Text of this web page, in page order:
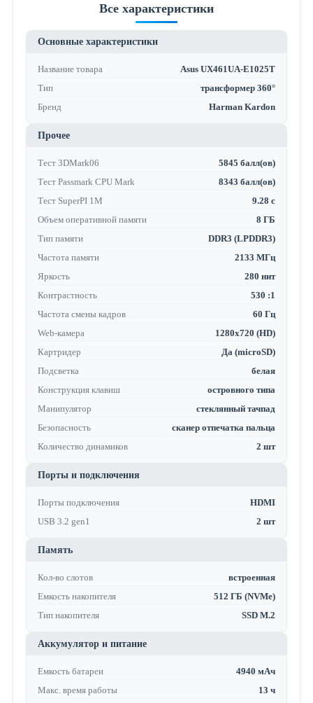
Все характеристики
Основные характеристики
Название товара
Asus UX461UA-E1025T
Тип
трансформер 360°
Бренд
Harman Kardon
Прочее
Тест 3DMark06
5845 балл(ов)
Тест Passmark CPU Mark
8343 балл(ов)
Тест SuperPI 1M
9.28 с
Объем оперативной памяти
8 ГБ
Тип памяти
DDR3 (LPDDR3)
Частота памяти
2133 МГц
Яркость
280 нит
Контрастность
530 :1
Частота смены кадров
60 Гц
Web-камера
1280x720 (HD)
Картридер
Да (microSD)
Подсветка
белая
Конструкция клавиш
островного типа
Манипулятор
стеклянный тачпад
Безопасность
сканер отпечатка пальца
Количество динамиков
2 шт
Порты и подключения
Порты подключения
HDMI
USB 3.2 gen1
2 шт
Память
Кол-во слотов
встроенная
Емкость накопителя
512 ГБ (NVMe)
Тип накопителя
SSD M.2
Аккумулятор и питание
Емкость батареи
4940 мАч
Макс. время работы
13 ч